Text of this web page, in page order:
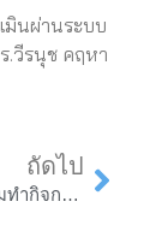
นผ่านระบบ
.วีรนุช คฤหา
ถัดไป
สาขาวิชาการจัดการ จัดปฐมนิเทศ นศ.ใหม่ พร้อมทำกิจกรรมสานสัมพันธ์ครอบครัวการจัดการ
Next